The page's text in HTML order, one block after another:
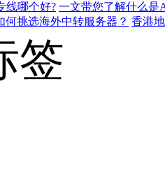
线哪个好? 一文带您了解什么是
何挑选海外中转服务器？ 香港
签